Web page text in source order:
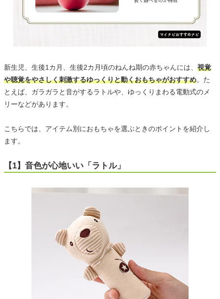
新生児、生後1カ月、生後2カ月頃のねんね期の赤ちゃんには、 視覚
や聴覚をやさしく刺激するゆっくりと動くおもちゃがおすすめ。た
とえば、ガラガラと音がするラトルや、ゆっくりまわる電動式のメ
リーなどがあります。
こちらでは、アイテム別におもちゃを選ぶときのポイントを紹介し
ます。
【1】音色が心地いい「ラトル」